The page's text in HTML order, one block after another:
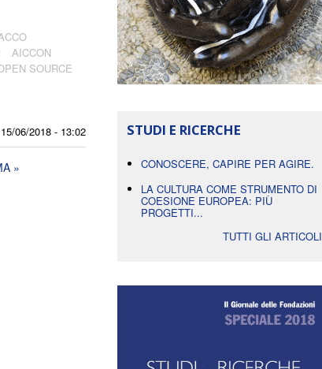
15/06/2018 - 13:02
AICCON
SOURCE
»
STUDI E RICERCHE
CONOSCERE, CAPIRE PER AGIRE.
LA CULTURA COME STRUMENTO DI
COESIONE EUROPEA: PIÙ
PROGETTI...
TUTTI GLI ARTICOLI